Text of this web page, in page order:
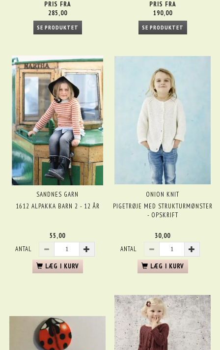
PRIS FRA
285,00
SE PRODUKTET
PRIS FRA
190,00
SE PRODUKTET
SANDNES GARN
1612 ALPAKKA BARN 2 - 12 ÅR
55,00
ANTAL
LÆG I KURV
ONION KNIT
PIGETRØJE MED STRUKTURMØNSTER
- OPSKRIFT
30,00
ANTAL
LÆG I KURV